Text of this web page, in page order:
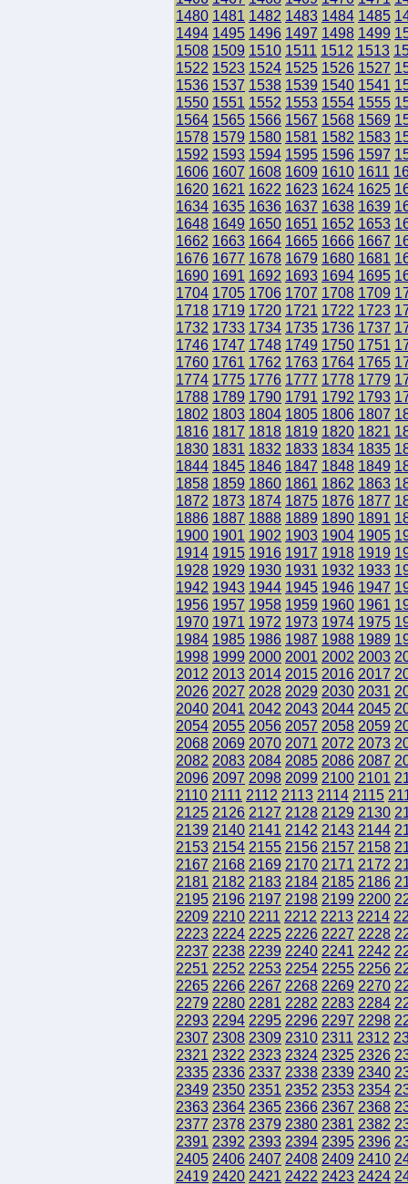
1480 1481 1482 1483 1484 1485
1494 1495 1496 1497 1498 1499
1508 1509 1510 1511 1512 1513
1522 1523 1524 1525 1526 1527
1536 1537 1538 1539 1540 1541
1550 1551 1552 1553 1554 1555
1564 1565 1566 1567 1568 1569
1578 1579 1580 1581 1582 1583
1592 1593 1594 1595 1596 1597
1606 1607 1608 1609 1610 1611
1620 1621 1622 1623 1624 1625
1634 1635 1636 1637 1638 1639
1648 1649 1650 1651 1652 1653
1662 1663 1664 1665 1666 1667
1676 1677 1678 1679 1680 1681
1690 1691 1692 1693 1694 1695
1704 1705 1706 1707 1708 1709
1718 1719 1720 1721 1722 1723
1732 1733 1734 1735 1736 1737
1746 1747 1748 1749 1750 1751
1760 1761 1762 1763 1764 1765
1774 1775 1776 1777 1778 1779
1788 1789 1790 1791 1792 1793
1802 1803 1804 1805 1806 1807
1816 1817 1818 1819 1820 1821
1830 1831 1832 1833 1834 1835
1844 1845 1846 1847 1848 1849
1858 1859 1860 1861 1862 1863
1872 1873 1874 1875 1876 1877
1886 1887 1888 1889 1890 1891
1900 1901 1902 1903 1904 1905
1914 1915 1916 1917 1918 1919
1928 1929 1930 1931 1932 1933
1942 1943 1944 1945 1946 1947
1956 1957 1958 1959 1960 1961
1970 1971 1972 1973 1974 1975
1984 1985 1986 1987 1988 1989
1998 1999 2000 2001 2002 2003
2012 2013 2014 2015 2016 2017
2026 2027 2028 2029 2030 2031
2040 2041 2042 2043 2044 2045
2054 2055 2056 2057 2058 2059
2068 2069 2070 2071 2072 2073
2082 2083 2084 2085 2086 2087
2096 2097 2098 2099 2100 2101
2110 2111 2112 2113 2114 2115
2125 2126 2127 2128 2129 2130
2139 2140 2141 2142 2143 2144
2153 2154 2155 2156 2157 2158
2167 2168 2169 2170 2171 2172
2181 2182 2183 2184 2185 2186
2195 2196 2197 2198 2199 2200
2209 2210 2211 2212 2213 2214
2223 2224 2225 2226 2227 2228
2237 2238 2239 2240 2241 2242
2251 2252 2253 2254 2255 2256
2265 2266 2267 2268 2269 2270
2279 2280 2281 2282 2283 2284
2293 2294 2295 2296 2297 2298
2307 2308 2309 2310 2311 2312
2321 2322 2323 2324 2325 2326
2335 2336 2337 2338 2339 2340
2349 2350 2351 2352 2353 2354
2363 2364 2365 2366 2367 2368
2377 2378 2379 2380 2381 2382
2391 2392 2393 2394 2395 2396
2405 2406 2407 2408 2409 2410
2419 2420 2421 2422 2423 2424